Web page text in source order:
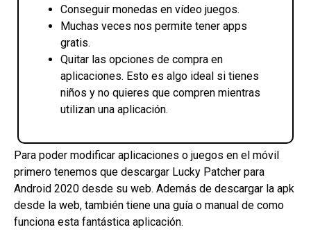
Conseguir monedas en vídeo juegos.
Muchas veces nos permite tener apps
gratis.
Quitar las opciones de compra en
aplicaciones. Esto es algo ideal si tienes
niños y no quieres que compren mientras
utilizan una aplicación.
Para poder modificar aplicaciones o juegos en el móvil
primero tenemos que descargar Lucky Patcher para
Android 2020 desde su web. Además de descargar la apk
desde la web, también tiene una guía o manual de como
funciona esta fantástica aplicación.